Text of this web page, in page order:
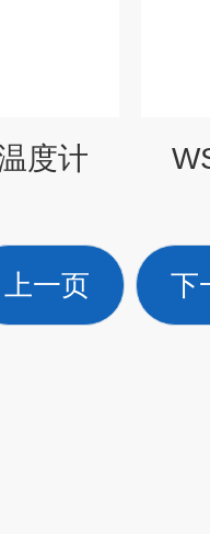
度计
上一页 下